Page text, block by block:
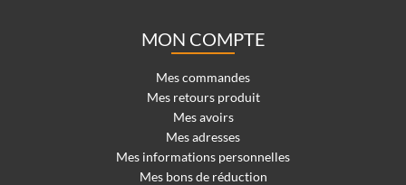
MON COMPTE
Mes commandes
Mes retours produit
Mes avoirs
Mes adresses
Mes informations personnelles
Mes bons de réduction